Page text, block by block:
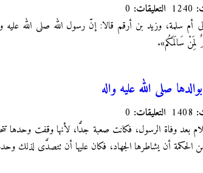
التعليقات:
سلمة، وزيد بن أرقم قالا: إنّ رسول الله صلى الله عليه
سَالَمَكُم».
صلى الله عليه واله
التعليقات:
بعد وفاة الرسول، فكانت صعبة جدًّا، لأنها وقفت وحدها
الحكمة أن يشاطرها الجهاد، فكان عليها أن تتصدَّى لذلك